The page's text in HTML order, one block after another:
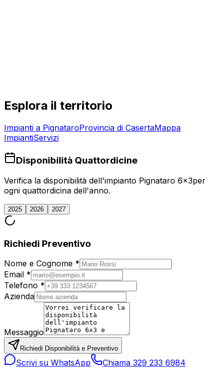
Esplora il territorio
Impianti a PignataroProvincia di CasertaMappa
ImpiantiServizi
Disponibilità Quattordicine
Verifica la disponibilità dell'impianto Pignataro 6x3per
ogni quattordicina dell'anno.
2025 2026 2027
Richiedi Preventivo
Nome e Cognome *
Email *
Telefono *
Azienda
Messaggio
Richiedi Disponibilità e Preventivo
Scrivi su WhatsApp Chiama 329 233 6984